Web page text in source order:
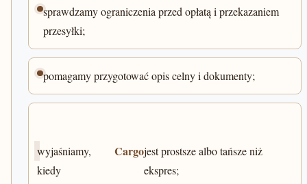
sprawdzamy ograniczenia przed opłatą i przekazaniem
przesyłki;
pomagamy przygotować opis celny i dokumenty;
wyjaśniamy,
kiedy
Cargojest prostsze albo tańsze niż
ekspres;